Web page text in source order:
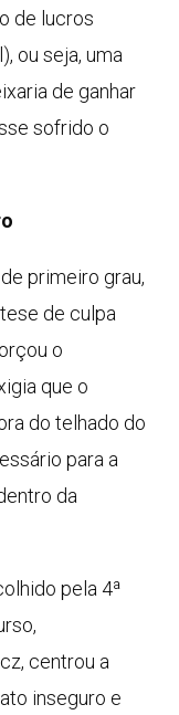
de lucros
ou seja, uma
de ganhar
sofrido o
primeiro grau,
de culpa
o
que o
do telhado do
para a
da
pela 4ª
centrou a
inseguro e